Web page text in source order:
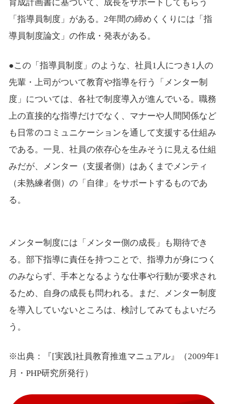
育成計画書に基づいて、成長をサポートしてもらう
「指導員制度」がある。2年間の締めくくりには「指
導員制度論文」の作成・発表がある。
●この「指導員制度」のような、社員1人につき1人の
先輩・上司がついて教育や指導を行う「メンター制
度」については、各社で制度導入が進んでいる。職務
上の直接的な指導だけでなく、マナーや人間関係など
も日常のコミュニケーションを通して支援する仕組み
である。一見、社員の依存心を生みそうに見える仕組
みだが、メンター（支援者側）はあくまでメンティ
（未熟練者側）の「自律」をサポートするものであ
る。
メンター制度には「メンター側の成長」も期待でき
る。部下指導に責任を持つことで、指導力が身につく
のみならず、手本となるような仕事や行動が要求され
るため、自身の成長も問われる。まだ、メンター制度
を導入していないところは、検討してみてもよいだろ
う。
※出典：『[実践]社員教育推進マニュアル』（2009年1
月・PHP研究所発行）